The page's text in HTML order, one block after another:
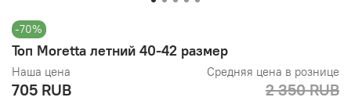
-70%
Топ Moretta летний 40-42 размер
Наша цена
705 RUB
Средняя цена в рознице
2 350 RUB